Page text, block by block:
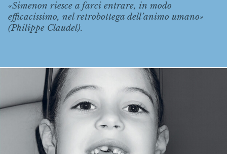
«Simenon riesce a farci entrare, in modo
efficacissimo, nel retrobottega dell’animo umano»
(Philippe Claudel).